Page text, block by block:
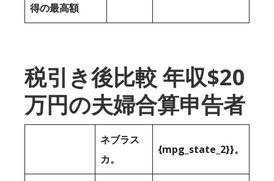
得の最高額
税引き後比較 年収$20
万円の夫婦合算申告者
ネブラス
カ。
{mpg_state_2}}。